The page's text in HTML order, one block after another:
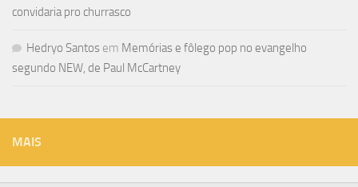
convidaria pro churrasco
Hedryo Santos em Memórias e fôlego pop no evangelho
segundo NEW, de Paul McCartney
MAIS